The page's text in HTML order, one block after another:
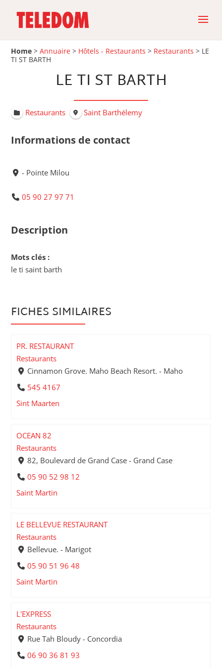
Home >Annuaire > Hôtels - Restaurants > Restaurants > LE
TI ST BARTH
LE TI ST BARTH
Restaurants Saint Barthélemy
Informations de contact
- Pointe Milou
05 90 27 97 71
Description
Mots clés :
le ti saint barth
FICHES SIMILAIRES
PR. RESTAURANT
Restaurants
Cinnamon Grove. Maho Beach Resort. - Maho
545 4167
Sint Maarten
OCEAN 82
Restaurants
82, Boulevard de Grand Case - Grand Case
05 90 52 98 12
Saint Martin
LE BELLEVUE RESTAURANT
Restaurants
Bellevue. - Marigot
05 90 51 96 48
Saint Martin
L'EXPRESS
Restaurants
Rue Tah Bloudy - Concordia
06 90 36 81 93